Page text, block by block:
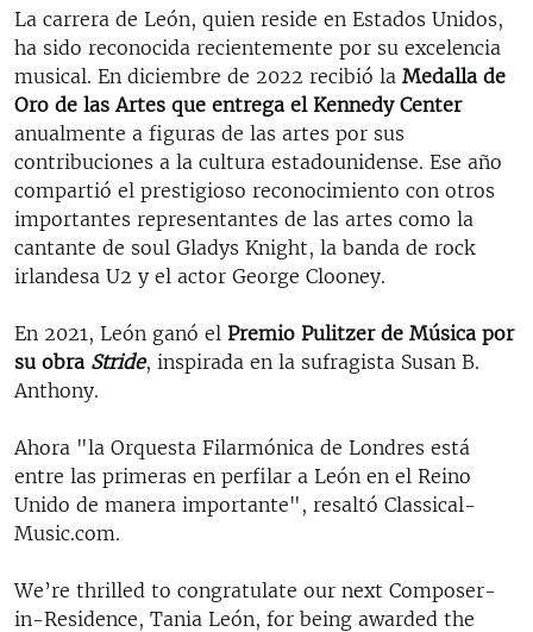
La carrera de León, quien reside en Estados Unidos,
ha sido reconocida recientemente por su excelencia
musical. En diciembre de 2022 recibió la Medalla de
Oro de las Artes que entrega el Kennedy Center
anualmente a figuras de las artes por sus
contribuciones a la cultura estadounidense. Ese año
compartió el prestigioso reconocimiento con otros
importantes representantes de las artes como la
cantante de soul Gladys Knight, la banda de rock
irlandesa U2 y el actor George Clooney.
En 2021, León ganó el Premio Pulitzer de Música por
su obra Stride, inspirada en la sufragista Susan B.
Anthony.
Ahora "la Orquesta Filarmónica de Londres está
entre las primeras en perfilar a León en el Reino
Unido de manera importante", resaltó Classical-
Music.com.
We’re thrilled to congratulate our next Composer-
in-Residence, Tania León, for being awarded the